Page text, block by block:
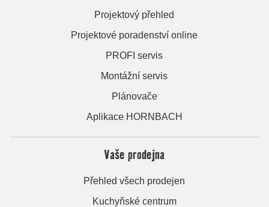
Projektový přehled
Projektové poradenství online
PROFI servis
Montážní servis
Plánovače
Aplikace HORNBACH
Vaše prodejna
Přehled všech prodejen
Kuchyňské centrum